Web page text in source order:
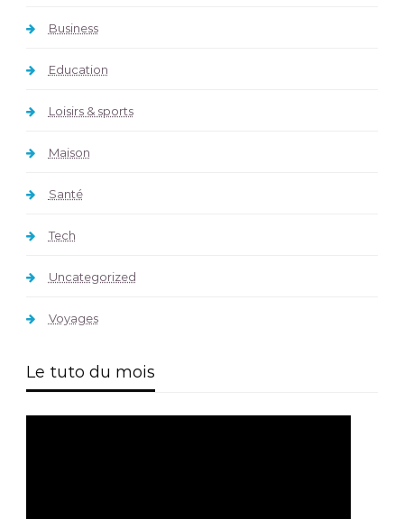
Business
Education
Loisirs & sports
Maison
Santé
Tech
Uncategorized
Voyages
Le tuto du mois